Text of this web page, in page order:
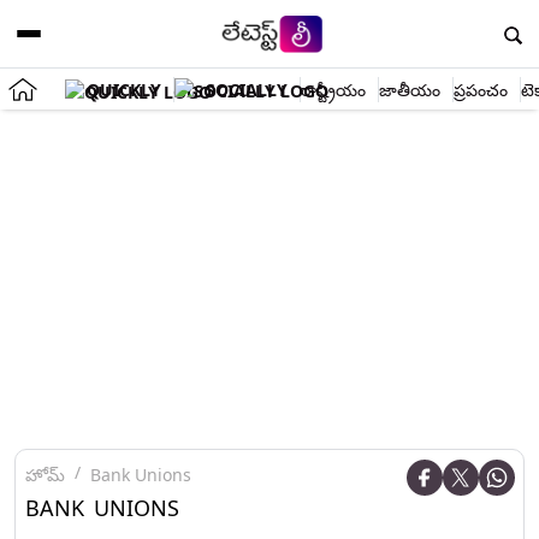
QUICKLY SOCIALLY రాష్ట్రీయం జాతీయం ప్రపంచం
హోమ్ Bank Unions
BANK UNIONS